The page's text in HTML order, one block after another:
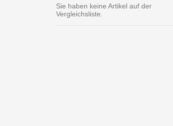
Sie haben keine Artikel auf der
Vergleichsliste.